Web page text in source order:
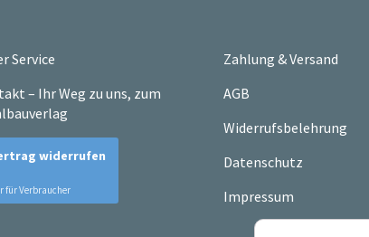
Service
– Ihr Weg zu uns, zum
Zahlung & Versand
AGB
Widerrufsbelehrung
Datenschutz
Impressum